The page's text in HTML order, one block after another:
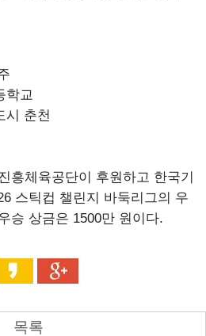
학교
시 춘천
흥체육공단이 후원하고 한국기
스틱컵 챌린지 바둑리그의 우
승 상금은 1500만 원이다.
목록